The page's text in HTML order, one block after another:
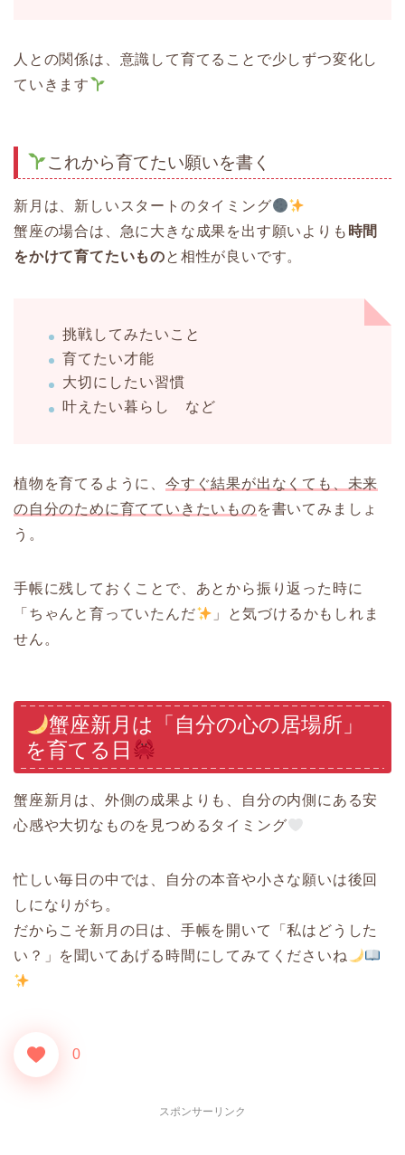
人との関係は、意識して育てることで少しずつ変化し
ていきます
これから育てたい願いを書く
新月は、新しいスタートのタイミング
蟹座の場合は、急に大きな成果を出す願いよりも 時間
をかけて育てたいものと相性が良いです。
挑戦してみたいこと
育てたい才能
大切にしたい習慣
叶えたい暮らし など
植物を育てるように、 今すぐ結果が出なくても、未来
の自分のために育てていきたいものを書いてみましょ
う。
手帳に残しておくことで、あとから振り返った時に
「ちゃんと育っていたんだ
」と気づけるかもしれま
せん。
蟹座新月は「自分の心の居場所」
を育てる日
蟹座新月は、外側の成果よりも、自分の内側にある安
心感や大切なものを見つめるタイミング
忙しい毎日の中では、自分の本音や小さな願いは後回
しになりがち。
だからこそ新月の日は、手帳を開いて「私はどうした
い？」を聞いてあげる時間にしてみてくださいね
0
スポンサーリンク